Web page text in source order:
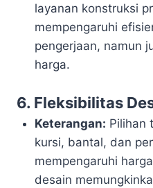
layanan konstruksi
mempengaruhi
pengerjaan, namun
harga.
6. Fleksibilitas
Keterangan: Pilihan
kursi, bantal, dan
mempengaruhi
desain